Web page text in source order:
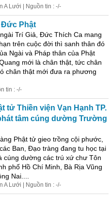
A Lưới | Nguồn tin : -/-
Đức Phật
Trí Giả, Đức Thích Ca mang
trên cuộc đời thì sanh thân đó
Ngài và Pháp thân của Phật
mới là chân thật, tức chân
chân thật mới đưa ra phương
tin : -/-
tử Thiền viện Vạn Hạnh TP.
tâm cúng dường Trường
Phật tử gieo trồng cội phước,
Ban, Đạo tràng đang tu học tại
cúng dường các trú xứ chư Tôn
phố Hồ Chí Minh , Bà Rịa Vũng
Nai....
A Lưới | Nguồn tin : -/-